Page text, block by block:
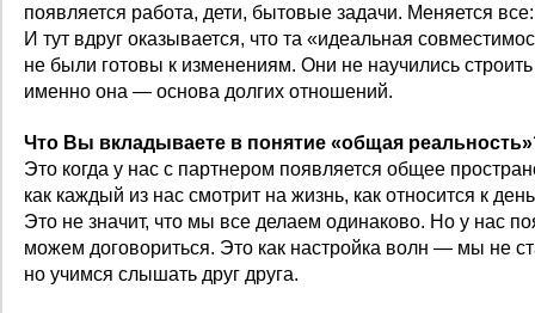
появляется работа, дети, бытовые задачи. Меняется
И тут вдруг оказывается, что та «идеальная
не были готовы к изменениям. Они не научились
именно она — основа долгих отношений.
Что Вы вкладываете в понятие «общая
Это когда у нас с партнером появляется общее
как каждый из нас смотрит на жизнь, как относится к
Это не значит, что мы все делаем одинаково. Но у нас
можем договориться. Это как настройка волн — мы не
но учимся слышать друг друга.